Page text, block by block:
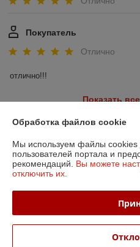
Покупатель
Отлично
отлично!!!
Показать
О нас
Контакты
График работы
Обработка файлов cookie
Мы используем файлы cookies
пользователей портала и
рекомендаций. Вы можете
отключить их.